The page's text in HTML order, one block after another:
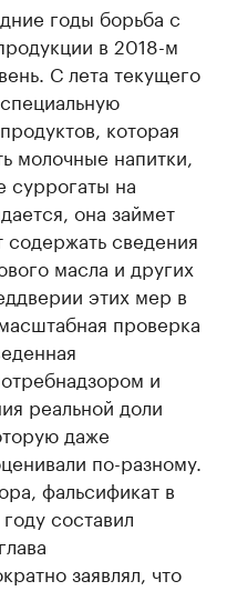
годы борьба с
в 2018-м
С лета текущего
которая
молочные напитки,
на
она займет
содержать сведения
масла и других
этих мер в
проверка
и
реальной доли
даже
по-разному.
фальсификат в
составил
заявлял, что